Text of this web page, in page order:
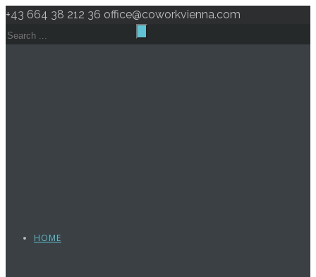
+43 664 38 212 36 office@coworkvienna.com
HOME